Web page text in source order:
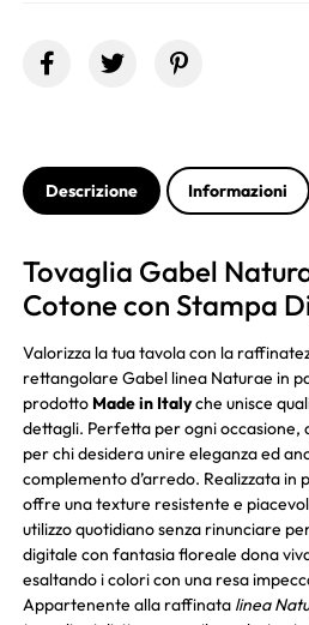
Descrizione Informazioni
Tovaglia Gabel
Cotone con Stampa
Valorizza la tua tavola con la
rettangolare Gabel linea Naturae in
prodotto Made in Italyche unisce
dettagli. Perfetta per ogni occasione,
per chi desidera unire eleganza ed
complemento d’arredo. Realizzata in
offre una texture resistente e
utilizzo quotidiano senza rinunciare
digitale con fantasia floreale dona
esaltando i colori con una resa
Appartenente alla raffinata linea